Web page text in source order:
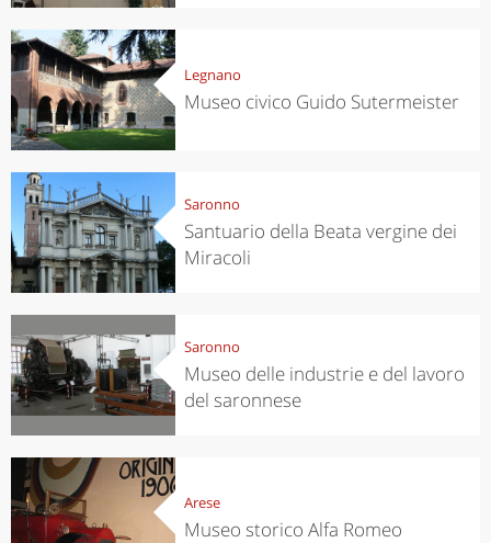
Legnano
Museo civico Guido Sutermeister
Saronno
Santuario della Beata vergine dei
Miracoli
Saronno
Museo delle industrie e del lavoro
del saronnese
Arese
Museo storico Alfa Romeo